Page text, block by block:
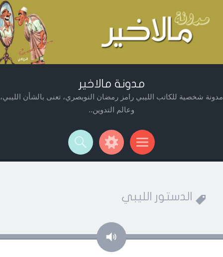
مدونة مالاخير
مدونة شخصية للكاتب الليبي رامز رمضان النويصري، تعنى بالشأن الليبي،
وعالم التدوين..
Menu
Widgets
Search
الدستور الليبي
صوت